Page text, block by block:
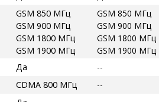
GSM 850 МГц
GSM 900 МГц
GSM 1800 МГц
GSM 1900 МГц
GSM 850 МГц
GSM 900 МГц
GSM 1800 МГц
GSM 1900 МГц
Да
--
CDMA 800 МГц
--